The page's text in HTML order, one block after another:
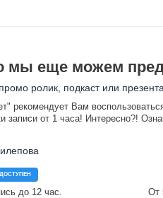
мы еще можем
ролик, подкаст или
рекомендует Вам
записи от 1 часа! Интересно?!
до 12 час.
От